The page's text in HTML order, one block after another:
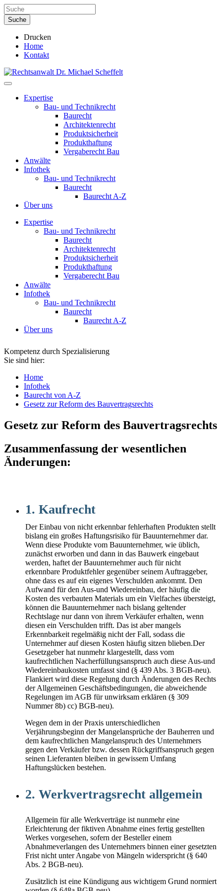
Drucken
Home
Kontakt
Expertise
Bau- und Technikrecht
Baurecht
Architektenrecht
Produktsicherheit
Produkthaftung
Vergaberecht Bau
Anwälte
Infothek
Bau- und Technikrecht
Baurecht
Baurecht A-Z
Über uns
Expertise
Bau- und Technikrecht
Baurecht
Architektenrecht
Produktsicherheit
Produkthaftung
Vergaberecht Bau
Anwälte
Infothek
Bau- und Technikrecht
Baurecht
Baurecht A-Z
Über uns
Kompetenz durch Spezialisierung
Sie sind hier:
Home
Infothek
Baurecht von A-Z
Gesetz zur Reform des Bauvertragsrechts
Gesetz zur Reform des Bauvertragsrechts
Zusammenfassung der wesentlichen
Änderungen:
1. Kaufrecht
Der Einbau von nicht erkennbar fehlerhaften Produkten stellt
bislang ein großes Haftungsrisiko für Bauunternehmer dar.
Wenn diese Produkte vom Bauunternehmer, wie üblich,
zunächst erworben und dann in das Bauwerk eingebaut
werden, haftet der Bauunternehmer auch für nicht
erkennbare Produktfehler gegenüber seinem Auftraggeber,
ohne dass es auf ein eigenes Verschulden ankommt. Den
Aufwand für den Aus-und Wiedereinbau, der häufig die
Kosten des verbauten Materials um ein Vielfaches übersteigt,
können die Bauunternehmer nach bislang geltender
Rechtslage nur dann von ihrem Verkäufer erhalten, wenn
diesen ein Verschulden trifft. Das ist aber mangels
Erkennbarkeit regelmäßig nicht der Fall, sodass die
Unternehmer auf diesen Kosten häufig sitzen blieben.Der
Gesetzgeber hat nunmehr klargestellt, dass vom
kaufrechtlichen Nacherfüllungsanspruch auch diese Aus-und
Wiedereinbaukosten umfasst sind (§ 439 Abs. 3 BGB-neu).
Flankiert wird diese Regelung durch Änderungen des Rechts
der Allgemeinen Geschäftsbedingungen, die abweichende
Regelungen im AGB für unwirksam erklären (§ 309
Nummer 8b) cc) BGB-neu).
Wegen dem in der Praxis unterschiedlichen
Verjährungsbeginn der Mangelansprüche der Bauherren und
dem kaufrechtlichen Mangelanspruch des Unternehmers
gegen den Verkäufer bzw. dessen Rückgriffsanspruch gegen
seinen Lieferanten bleiben in gewissem Umfang
Haftungslücken bestehen.
2. Werkvertragsrecht allgemein
Allgemein für alle Werkverträge ist nunmehr eine
Erleichterung der fiktiven Abnahme eines fertig gestellten
Werkes vorgesehen, sofern der Besteller einem
Abnahmeverlangen des Unternehmers binnen einer gesetzten
Frist nicht unter Angabe von Mängeln widerspricht (§ 640
Abs. 2 BGB-neu).
Zusätzlich ist eine Kündigung aus wichtigem Grund normiert